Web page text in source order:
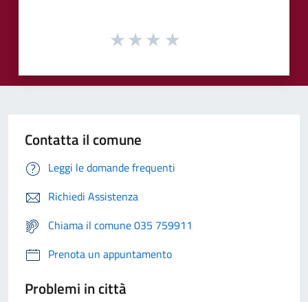
Contatta il comune
Leggi le domande frequenti
Richiedi Assistenza
Chiama il comune 035 759911
Prenota un appuntamento
Problemi in città